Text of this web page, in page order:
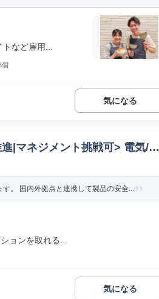
など雇用...
個
気になる
|マネジメント挑戦可> 電気/電
。 国内外拠点と連携して製品の安全...
ョンを取れる...
気になる